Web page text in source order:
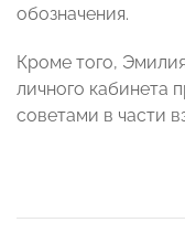
обозначения.
Кроме того,
личного кабинета
советами в части